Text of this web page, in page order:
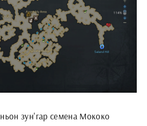
зун'гар семена Мококо